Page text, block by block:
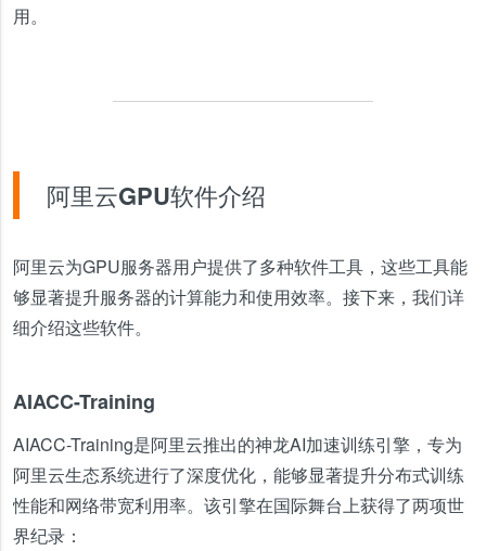
用。
阿里云GPU软件介绍
阿里云为GPU服务器用户提供了多种软件工具，这些工具能
够显著提升服务器的计算能力和使用效率。接下来，我们详
细介绍这些软件。
AIACC-Training
AIACC-Training是阿里云推出的神龙AI加速训练引擎，专为
阿里云生态系统进行了深度优化，能够显著提升分布式训练
性能和网络带宽利用率。该引擎在国际舞台上获得了两项世
界纪录：